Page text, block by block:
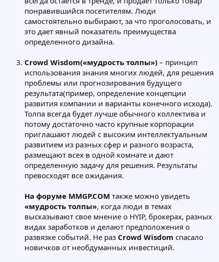
понравившийся посетителям. Люди
самостоятельно выбирают, за что проголосовать, и
это дает явный показатель преимущества
определенного дизайна.
Crowd Wisdom(«мудрость толпы») – принцип
использования знания многих людей, для решения
проблемы или прогнозирования будущего
результата(пример, определение концепции
развития компании и варианты конечного исхода).
Толпа всегда будет лучше обычного коллектива и
потому достаточно часто крупные корпорации
приглашают людей с высоким интеллектуальным
развитием из разных сфер и разного возраста,
размещают всех в одной комнате и дают
определенную задачу для решения. Результаты
превосходят все ожидания.
На форуме MMGP.COM также можно увидеть
«мудрость толпы», когда люди в темах
высказывают свое мнение о HYIP, брокерах, разных
видах заработков и делают предположения о
развязке событий. Не раз Crowd Wisdom спасало
новичков от необдуманных инвестиций.